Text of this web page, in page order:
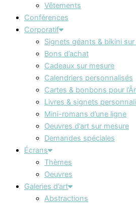
Vêtements
Conférences
Corporatif
Signets géants & bikini
Bons d’achat
Cadeaux sur mesure
Calendriers personnalisés
Cartes & bonbons pour
Livres & signets
Mini-romans d’une ligne
Oeuvres d’art sur mesure
Demandes spéciales
Écrans
Thèmes
Oeuvres
Galeries d’art
Abstractions